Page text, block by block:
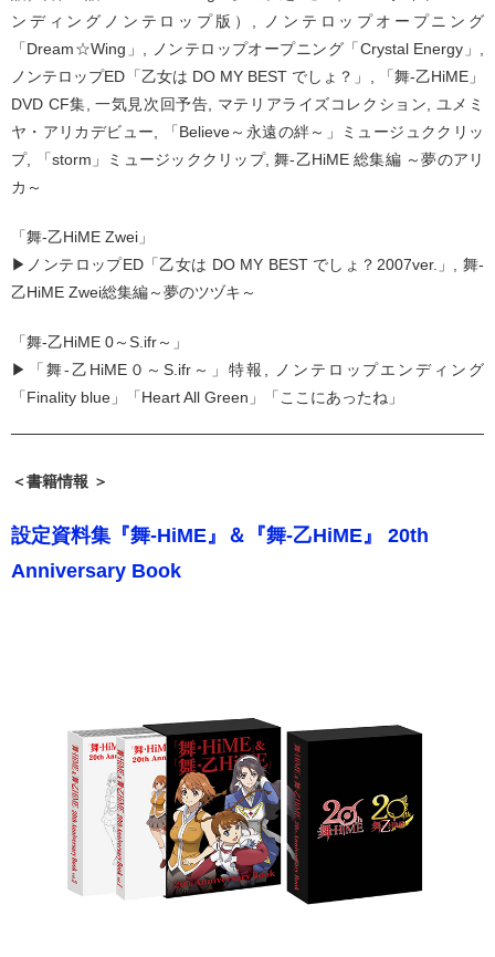
ンディングノンテロップ版）, ノンテロップオープニング
「Dream☆Wing」, ノンテロップオープニング「Crystal Energy」,
ノンテロップED「乙女は DO MY BEST でしょ？」, 「舞-乙HiME」
DVD CF集, 一気見次回予告, マテリアライズコレクション, ユメミ
ヤ・アリカデビュー, 「Believe～永遠の絆～」ミュージュククリッ
プ, 「storm」ミュージッククリップ, 舞-乙HiME 総集編 ～夢のアリ
カ～
「舞-乙HiME Zwei」
▶ノンテロップED「乙女は DO MY BEST でしょ？2007ver.」, 舞-
乙HiME Zwei総集編～夢のツヅキ～
「舞-乙HiME 0～S.ifr～」
▶「舞-乙HiME０～S.ifr～」特報, ノンテロップエンディング
「Finality blue」「Heart All Green」「ここにあったね」
＜書籍情報 ＞
設定資料集『舞-HiME』＆『舞-⼄HiME』 20th
Anniversary Book